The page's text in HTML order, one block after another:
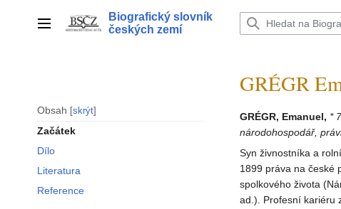
Hlavní menu
Biografický slovník
českých zemí
Obsah skrýt
Začátek
Dílo
Literatura
Reference
GRÉGR
GRÉGR, Emanuel, *
národohospodář,
Syn živnostníka a
1899 práva na české
spolkového života
ad.). Profesní kariéru